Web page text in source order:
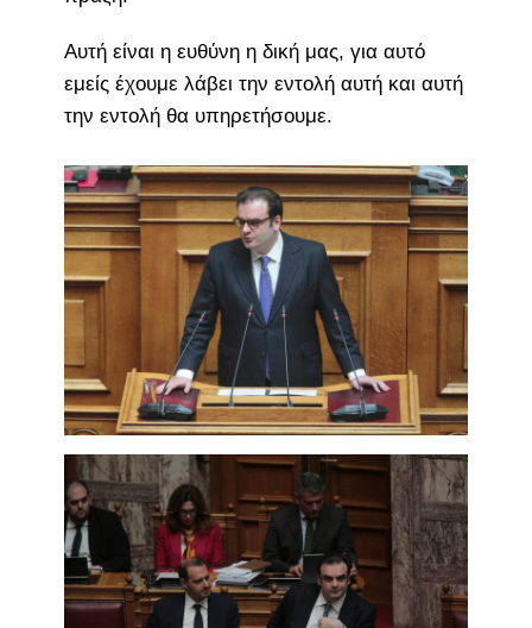
Αυτή είναι η ευθύνη η δική μας, για αυτό
εμείς έχουμε λάβει την εντολή αυτή και αυτή
την εντολή θα υπηρετήσουμε.